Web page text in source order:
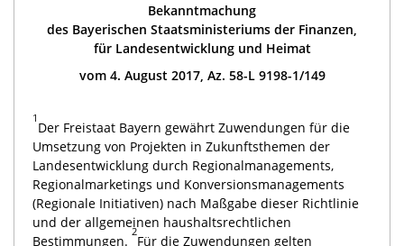
Bekanntmachung
des Bayerischen Staatsministeriums der Finanzen,
für Landesentwicklung und Heimat
vom 4. August 2017, Az. 58-L 9198-1/149
1
Der Freistaat Bayern gewährt Zuwendungen für die
Umsetzung von Projekten in Zukunftsthemen der
Landesentwicklung durch Regionalmanagements,
Regionalmarketings und Konversionsmanagements
(Regionale Initiativen) nach Maßgabe dieser Richtlinie
und der allgemeinen haushaltsrechtlichen
Bestimmungen.
2
Für die Zuwendungen gelten